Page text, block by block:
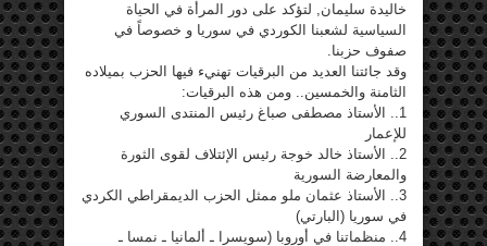
خاليدة سليمان, لتؤكد على دور المرأة في الحياة
السياسية لشعبنا الكوردي في سوريا و خصوصاً في
صفوف حزبنا.
وقد جائتنا العديد من البرقيات تهنيء فيها الحزب بميلاده
الثامنة والخمسين.. ومن هذه البرقيات:
1.. الأستاذ مصطفى صباغ رئيس المنتدى السوري
للإعمار
2.. الأستاذ خالد خوجة رئيس الإئتلاف لقوى الثورة
والمعارضة السورية
3.. الأستاذ عثمان ملو ممثل الحزب الديمقراطي الكردي
في سوريا (البارتي)
4.. منظماتنا في أوروبا (سويسرا ـ ألمانيا ـ نمسا ـ